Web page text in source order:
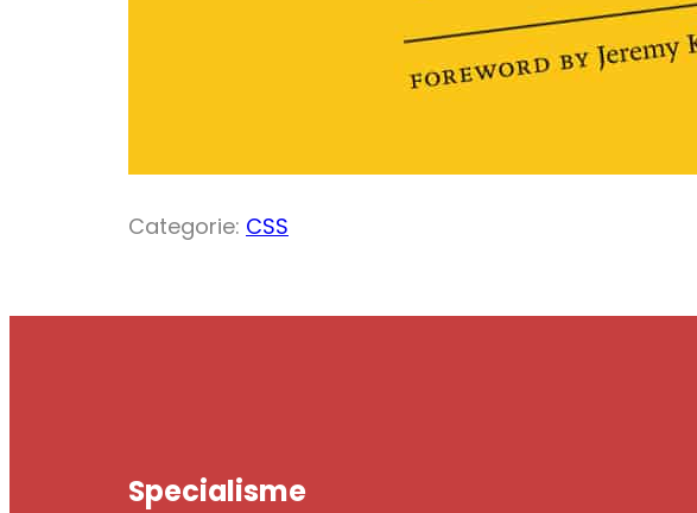
Categorie: CSS
Specialisme